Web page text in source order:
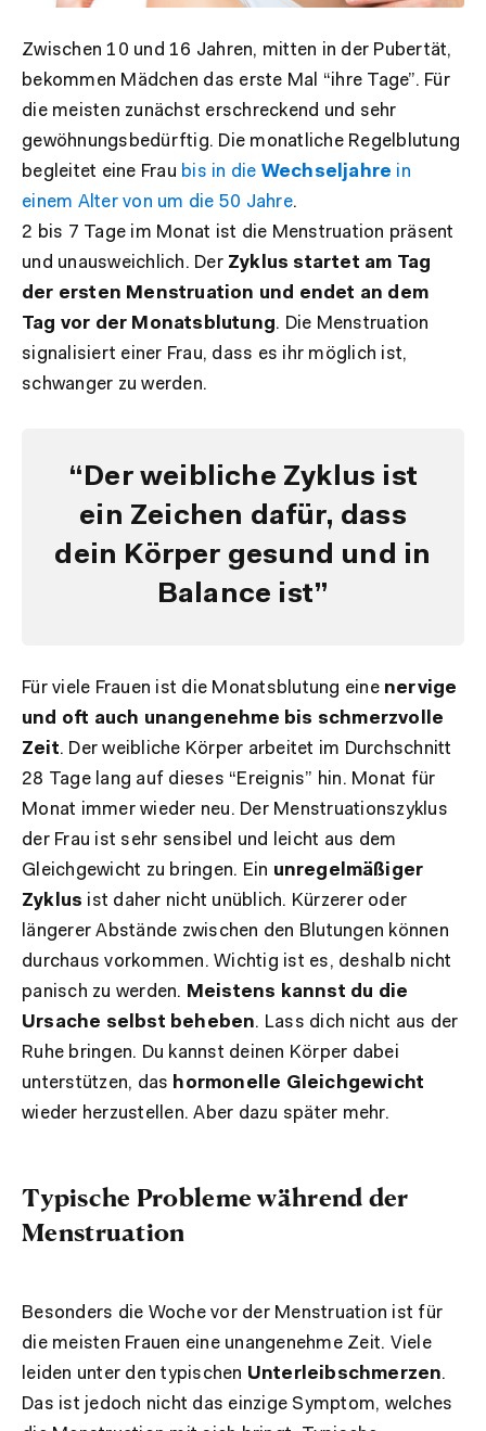
Zwischen 10 und 16 Jahren, mitten in der Pubertät,
bekommen Mädchen das erste Mal “ihre Tage”. Für
die meisten zunächst erschreckend und sehr
gewöhnungsbedürftig. Die monatliche Regelblutung
begleitet eine Frau bis in die Wechseljahre in
einem Alter von um die 50 Jahre.
2 bis 7 Tage im Monat ist die Menstruation präsent
und unausweichlich. Der Zyklus startet am Tag
der ersten Menstruation und endet an dem
Tag vor der Monatsblutung. Die Menstruation
signalisiert einer Frau, dass es ihr möglich ist,
schwanger zu werden.
“Der weibliche Zyklus ist
ein Zeichen dafür, dass
dein Körper gesund und in
Balance ist”
Für viele Frauen ist die Monatsblutung eine nervige
und oft auch unangenehme bis schmerzvolle
Zeit. Der weibliche Körper arbeitet im Durchschnitt
28 Tage lang auf dieses “Ereignis” hin. Monat für
Monat immer wieder neu. Der Menstruationszyklus
der Frau ist sehr sensibel und leicht aus dem
Gleichgewicht zu bringen. Ein unregelmäßiger
Zyklus ist daher nicht unüblich. Kürzerer oder
längerer Abstände zwischen den Blutungen können
durchaus vorkommen. Wichtig ist es, deshalb nicht
panisch zu werden. Meistens kannst du die
Ursache selbst beheben. Lass dich nicht aus der
Ruhe bringen. Du kannst deinen Körper dabei
unterstützen, das hormonelle Gleichgewicht
wieder herzustellen. Aber dazu später mehr.
Typische Probleme während der
Menstruation
Besonders die Woche vor der Menstruation ist für
die meisten Frauen eine unangenehme Zeit. Viele
leiden unter den typischen Unterleibschmerzen.
Das ist jedoch nicht das einzige Symptom, welches